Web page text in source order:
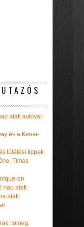
alatt autóval
és a Kenai-
túlélési tippek
Times
en
nap alatt
alatt
tömeg,